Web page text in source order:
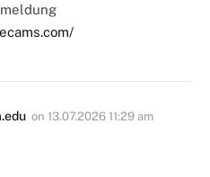
on 13.07.2026 11:29 am